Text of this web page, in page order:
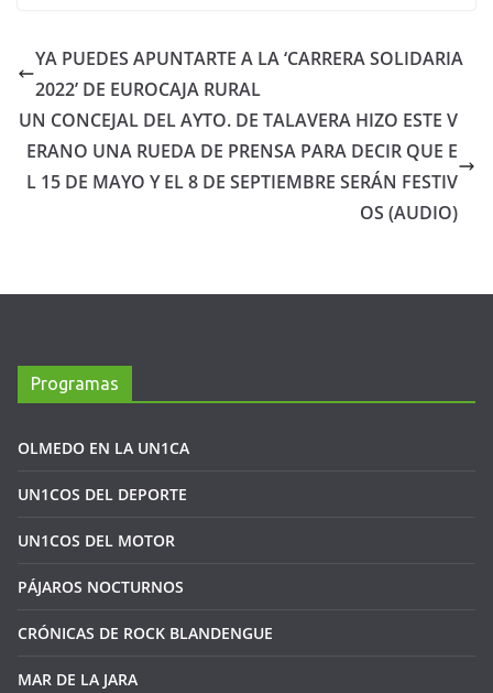
YA PUEDES APUNTARTE A LA ‘CARRERA SOLIDARIA
2022’ DE EUROCAJA RURAL
UN CONCEJAL DEL AYTO. DE TALAVERA HIZO ESTE V
ERANO UNA RUEDA DE PRENSA PARA DECIR QUE E
L 15 DE MAYO Y EL 8 DE SEPTIEMBRE SERÁN FESTIV
OS (AUDIO)
Programas
OLMEDO EN LA UN1CA
UN1COS DEL DEPORTE
UN1COS DEL MOTOR
PÁJAROS NOCTURNOS
CRÓNICAS DE ROCK BLANDENGUE
MAR DE LA JARA